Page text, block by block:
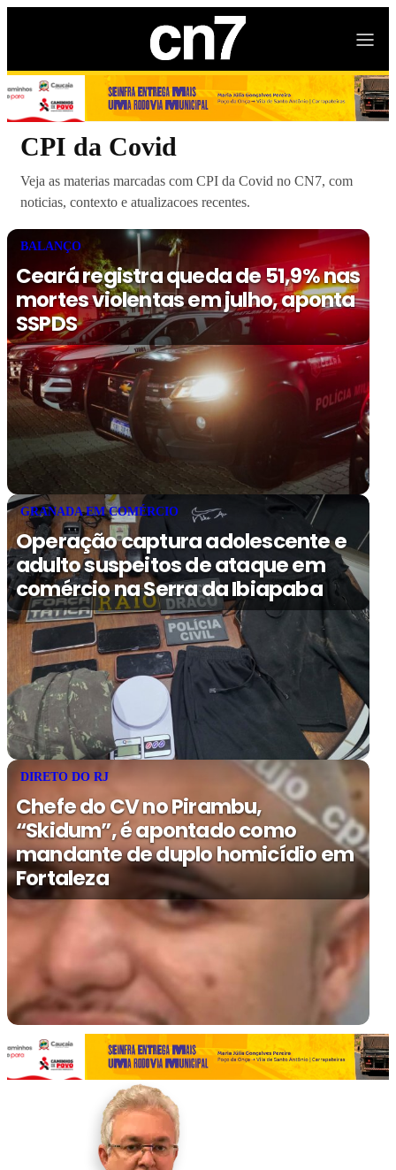
CPI da Covid
Veja as materias marcadas com CPI da Covid no CN7, com
noticias, contexto e atualizacoes recentes.
BALANÇO
Ceará registra queda de 51,9% nas
mortes violentas em julho, aponta
SSPDS
GRANADA EM COMÉRCIO
Operação captura adolescente e
adulto suspeitos de ataque em
comércio na Serra da Ibiapaba
DIRETO DO RJ
Chefe do CV no Pirambu,
“Skidum”, é apontado como
mandante de duplo homicídio em
Fortaleza